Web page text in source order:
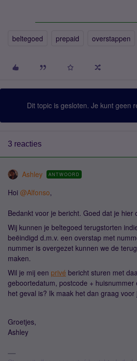
beltegoed prepaid overstappen
Dit topic is gesloten. Je kunt geen
3 reacties
Ashley ANTWOORD
Hoi ​ @Alfonso,
Bedankt voor je bericht. Goed dat je hier
Wij kunnen je beltegoed terugstorten
beëindigd d.m.v. een overstap met
nummer is overgezet kunnen we de
maken.
Wil je mij een privé bericht sturen met
geboortedatum, postcode +
het geval is? Ik maak het dan graag voor
Groetjes,
Ashley